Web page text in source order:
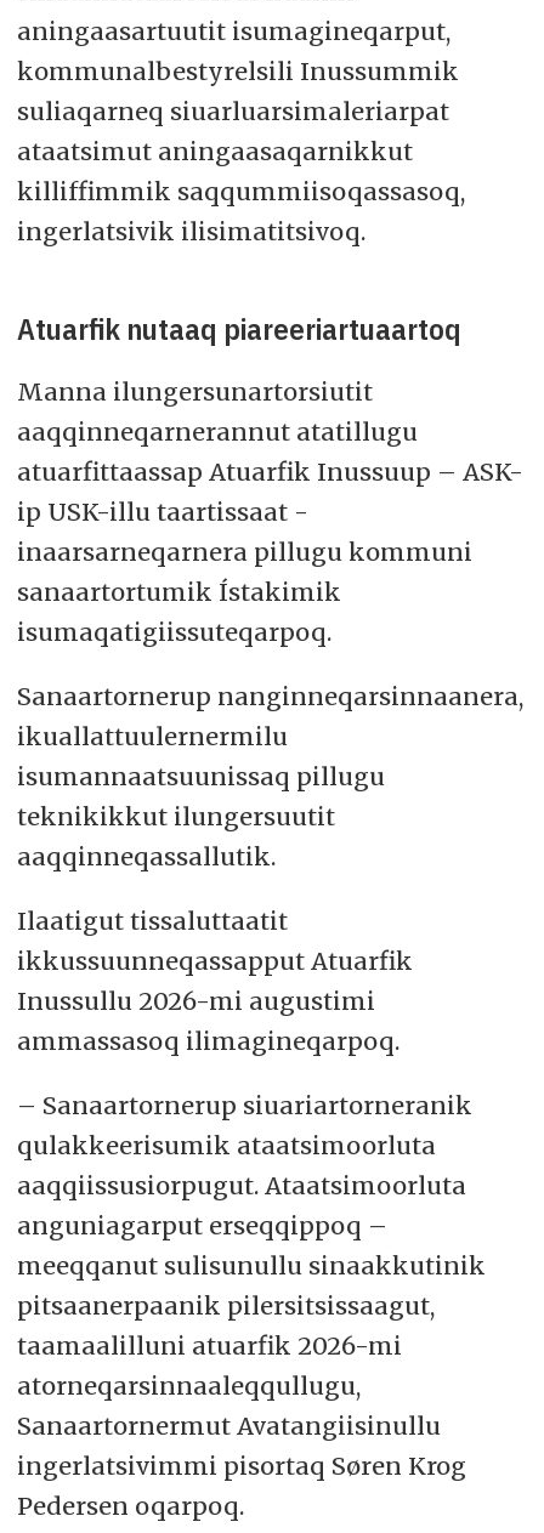
aningaasartuutit isumagineqarput,
kommunalbestyrelsili Inussummik
suliaqarneq siuarluarsimaleriarpat
ataatsimut aningaasaqarnikkut
killiffimmik saqqummiisoqassasoq,
ingerlatsivik ilisimatitsivoq.
Atuarfik nutaaq piareeriartuaartoq
Manna ilungersunartorsiutit
aaqqinneqarnerannut atatillugu
atuarfittaassap Atuarfik Inussuup – ASK-
ip USK-illu taartissaat -
inaarsarneqarnera pillugu kommuni
sanaartortumik Ístakimik
isumaqatigiissuteqarpoq.
Sanaartornerup nanginneqarsinnaanera,
ikuallattuulernermilu
isumannaatsuunissaq pillugu
teknikikkut ilungersuutit
aaqqinneqassallutik.
Ilaatigut tissaluttaatit
ikkussuunneqassapput Atuarfik
Inussullu 2026-mi augustimi
ammassasoq ilimagineqarpoq.
– Sanaartornerup siuariartorneranik
qulakkeerisumik ataatsimoorluta
aaqqiissusiorpugut. Ataatsimoorluta
anguniagarput erseqqippoq –
meeqqanut sulisunullu sinaakkutinik
pitsaanerpaanik pilersitsissaagut,
taamaalilluni atuarfik 2026-mi
atorneqarsinnaaleqqullugu,
Sanaartornermut Avatangiisinullu
ingerlatsivimmi pisortaq Søren Krog
Pedersen oqarpoq.